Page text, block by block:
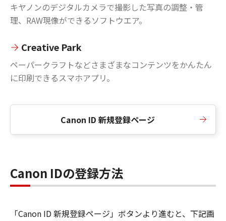
キヤノンのデジタルカメラで撮影した写真の調整・管
理、RAW現像ができるソフトウエア。
Creative Park
ペーパークラフトなどさまざまなコンテンツをかんたん
に印刷できるスマホアプリ。
Canon ID 新規登録ページ
Canon IDの登録方法
「Canon ID 新規登録ページ」ボタンより進むと、下記画